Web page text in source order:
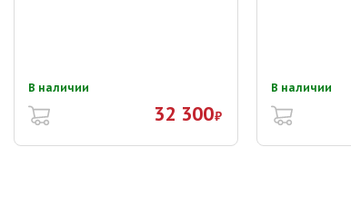
В наличии
32 300₽
В наличии